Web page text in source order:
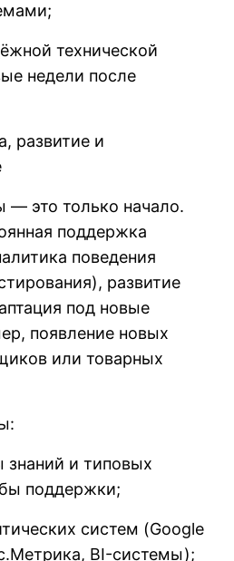
технической
недели после
развитие и
— это только начало.
поддержка
поведения
развитие
под новые
появление новых
или товарных
знаний и типовых
поддержки;
систем (Google
BI-системы);